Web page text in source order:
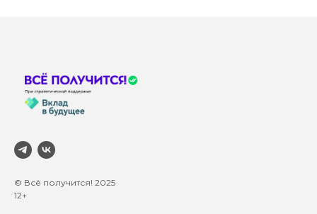
© Всё получится! 2025
12+